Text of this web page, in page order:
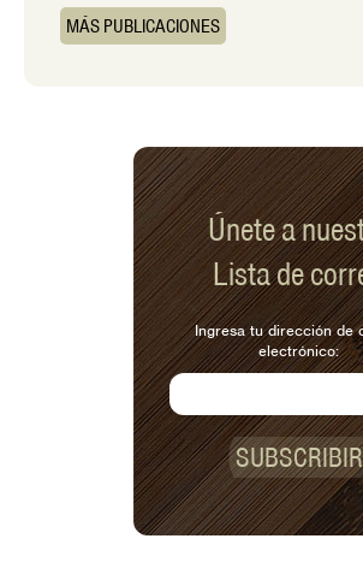
MÁS PUBLICACIONES
Únete a
Lista de
Ingresa tu dirección de
electrónico:
SUBSCRIBIR